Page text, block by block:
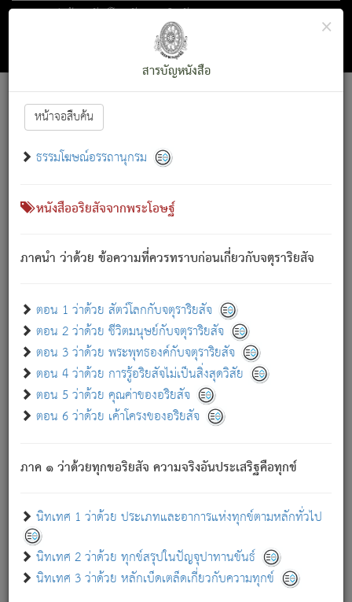
ตอน 1 ว่าด้วย สัตว์โลกกับจตุราริยสัจ
สารบัญ×
สารบัญหนังสือ
หน้าจอสืบค้น
ธรรมโฆษณ์อรรถานุกรม
หนังสืออริยสัจจากพระโอษฐ์
ภาคนำ ว่าด้วย ข้อความที่ควรทราบก่อนเกี่ยวกับจตุราริยสัจ
ตอน 1 ว่าด้วย สัตว์โลกกับจตุราริยสัจ
ตอน 2 ว่าด้วย ชีวิตมนุษย์กับจตุราริยสัจ
ตอน 3 ว่าด้วย พระพุทธองค์กับจตุราริยสัจ
ตอน 4 ว่าด้วย การรู้อริยสัจไม่เป็นสิ่งสุดวิสัย
ตอน 5 ว่าด้วย คุณค่าของอริยสัจ
ตอน 6 ว่าด้วย เค้าโครงของอริยสัจ
ภาค ๑ ว่าด้วยทุกขอริยสัจ ความจริงอันประเสริฐคือทุกข์
นิทเทศ 1 ว่าด้วย ประเภทและอาการแห่งทุกข์ตามหลักทั่วไป
นิทเทศ 2 ว่าด้วย ทุกข์สรุปในปัญจุปาทานขันธ์
นิทเทศ 3 ว่าด้วย หลักเบ็ดเตล็ดเกี่ยวกับความทุกข์
Font :15 ]||
สัตว์โลกนี้ เกิดความเดือดร้อนแล้ว มีผัสสะบังหน้า
เขาสำคัญสิ่งใด โดยความเป็นประการใด แต่สิ่งนั้นย่อมเป็น
(ตามที่เป็นจริง) โดยประการอื่นจากที่เขาสำคัญนั้น
สัตว์โลกติดข้องอยู่ในภพ ถูกภพบังหน้าแล้ว มีภพโดยความ
เป็นอย่างอื่น (จากที่มันเป็นอยู่จริง) จึงได้เพลิดเพลินยิ่งนักในภพ
เขาเพลิดเพลินยิ่งนักในสิ่งใด สิ่งนั้นเป็นภัย (ที่เขาไม่รู้จัก)
เขากลัวต่อสิ่งใดสิ่งนั้นเป็นทุกข์
พรหมจรรย์นี้ อันบุคคลย่อมประพฤติ ก็เพื่อการละขาดซึ่ง
ภพ.
สมณะหรือพราหมณ์เหล่าใด กล่าวความหลุดพ้นจากภพว่า
มีได้เพราะภพ เรากล่าวว่า สมณะหรือพราหมณ์ทั้งปวงนั้น
มิใช่ผู้หลดพ้นจากภพ.
ภพ ว่ามีได้เพราะวิภพ[2]: เรากล่าวว่า สมณะหรือพราหมณ์ทั้ง
ปวงนั้น ก็ยังสลัดภพออกไปไม่ได้.
ก็ทุกข์นี้มีขึ้น เพราะอาศัยซึ่งอุปธิทั้งปวง.
เพราะความสิ้นไปแห่งอุปาทานทั้งปวง ความเกิดขึ้นแห่ง
ทุกข์จึงไม่มี.
ท่านจงดูโลกนี้เถิด (จะเห็นว่า) สัตว์ทั้งหลายอันอวิชาหนา
แน่นบังหนาแล้ว; และว่า สัตว์ผู้ยินดีในภพอันเป็นแล้วนั้น ย่อม